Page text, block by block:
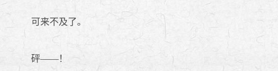
可来不及了。
砰——！